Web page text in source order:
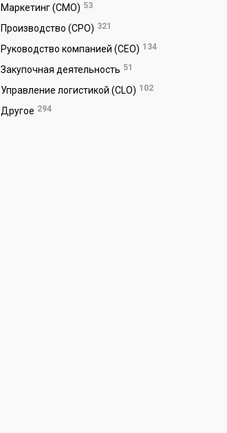
Маркетинг (CMO) 53
Производство (СPO) 321
Руководство компанией (CEO) 134
Закупочная деятельность 51
Управление логистикой (CLO) 102
Другое 294